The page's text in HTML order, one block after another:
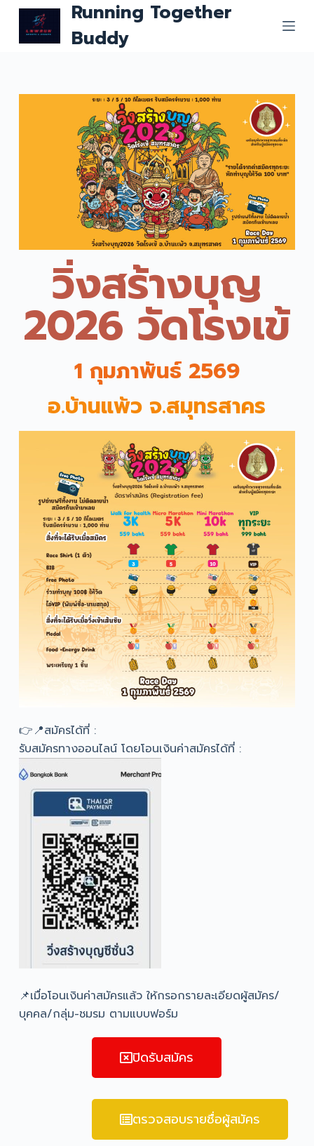
Running Together
Buddy
วิ่งสร้างบุญ
2026 วัดโรงเข้
1 กุมภาพันธ์ 2569
อ.บ้านแพ้ว จ.สมุทรสาคร
👉📍สมัครได้ที่​ :
รับสมัครทางออนไลน์ โดยโอนเงินค่าสมัครได้ที่ :
📌เมื่อโอนเงินค่าสมัครแล้ว ให้กรอกรายละเอียดผู้สมัคร/
บุคคล/กลุ่ม-ชมรม ตามแบบฟอร์ม
ปิดรับสมัคร
ตรวจสอบรายชื่อผู้สมัคร